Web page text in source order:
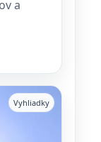
a
Vyhliadky